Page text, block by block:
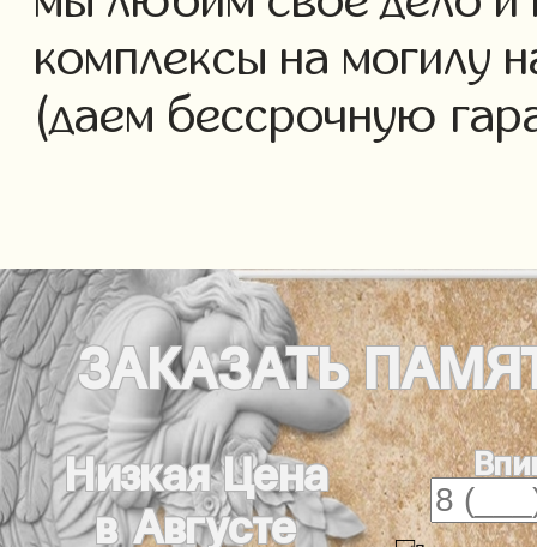
комплексы на могилу
(даем бессрочную
ЗАКАЗАТЬ
Низкая Цена
в Августе